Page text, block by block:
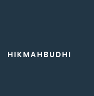
HIKMAHBUDHI